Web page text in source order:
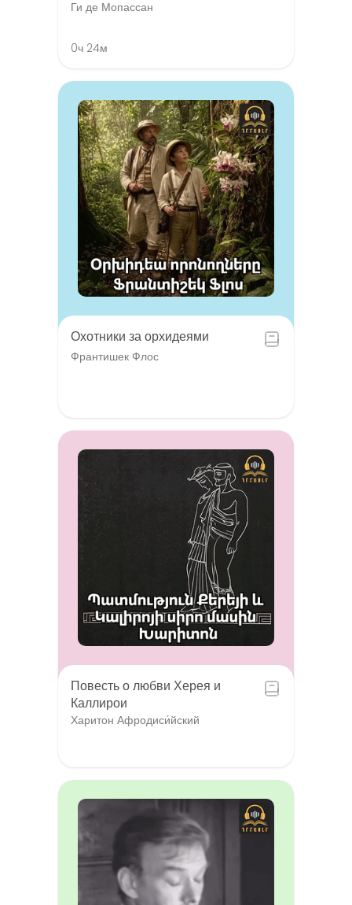
Ги де Мопассан
0ч 24м
Охотники за орхидеями
Франтишек Флос
Повесть о любви Херея и
Каллирои
Харитон Афродиси́йский